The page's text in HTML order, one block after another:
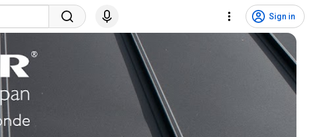
Sign in